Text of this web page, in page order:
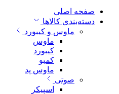
صفحه اصلی
دسته‌بندی کالاها
ماوس و کیبورد
ماوس
کیبورد
کمبو
ماوس پد
صوتی
اسپیکر